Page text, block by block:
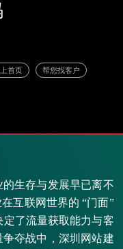
生存与发展早已离不
互联网世界的 “门面”
定了流量获取能力与客
夺战中，深圳网站建